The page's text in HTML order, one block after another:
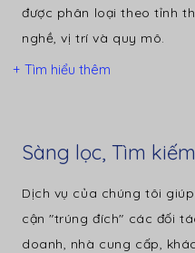
được phân loại theo tỉnh
nghề, vị trí và quy mô.
+ Tìm hiểu thêm
Sàng lọc, Tìm
Dịch vụ của chúng tôi
cận "trúng đích" các đối
doanh, nhà cung cấp,